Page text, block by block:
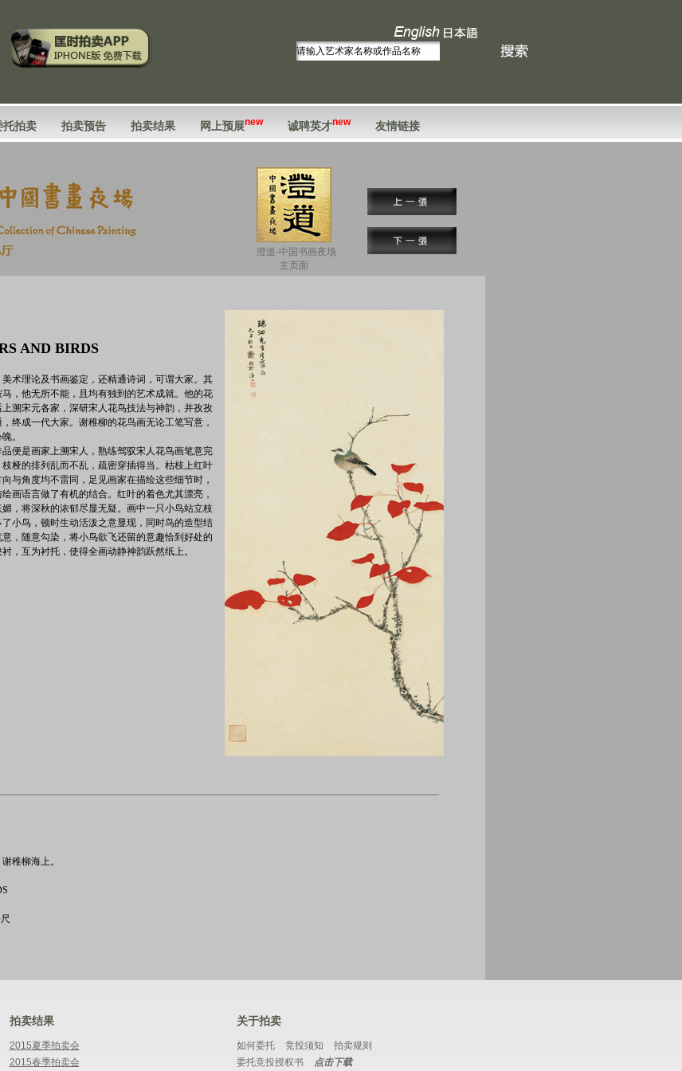
托拍卖 拍卖预告 拍卖结果 网上预展new 诚聘英才new 友情链接
澄道-中国书画夜场
主页面
AND BIRDS
术理论及书画鉴定，还精通诗词，可谓大家。其
，他无所不能，且均有独到的艺术成就。他的花
溯宋元各家，深研宋人花鸟技法与神韵，并孜孜
终成一代大家。谢稚柳的花鸟画无论工笔写意，
。
便是画家上溯宋人，熟练驾驭宋人花鸟画笔意完
桠的排列乱而不乱，疏密穿插得当。枯枝上红叶
与角度均不雷同，足见画家在描绘这些细节时，
画语言做了有机的结合。红叶的着色尤其漂亮，
，将深秋的浓郁尽显无疑。画中一只小鸟站立枝
小鸟，顿时生动活泼之意显现，同时鸟的造型结
，随意勾染，将小鸟欲飞还留的意趣恰到好处的
，互为衬托，使得全画动静神韵跃然纸上。
稚柳海上。
拍卖结果
2015夏季拍卖会
2015春季拍卖会
关于拍卖
如何委托 竞投须知
拍卖规则
委托竞投授权书
点击下载